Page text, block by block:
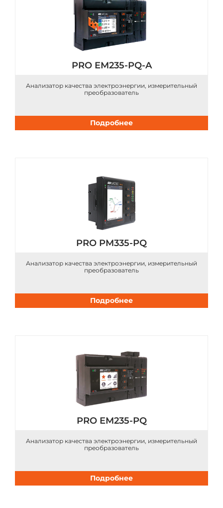
PRO EM235-PQ-A
Анализатор качества электроэнергии, измерительный
преобразователь
Подробнее
PRO PM335-PQ
Анализатор качества электроэнергии, измерительный
преобразователь
Подробнее
PRO EM235-PQ
Анализатор качества электроэнергии, измерительный
преобразователь
Подробнее